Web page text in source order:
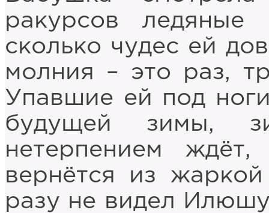
ракурсов ледяные
сколько чудес ей
молния – это раз,
Упавшие ей под
будущей зимы,
нетерпением
вернётся из
разу не видел